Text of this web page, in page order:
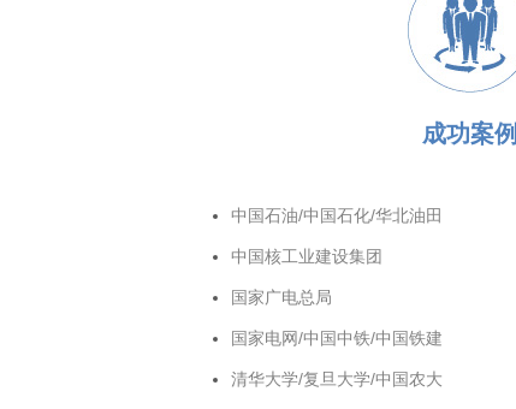
成功案例
中国石油/中国石化/华北油田
中国核工业建设集团
国家广电总局
国家电网/中国中铁/中国铁建
清华大学/复旦大学/中国农大